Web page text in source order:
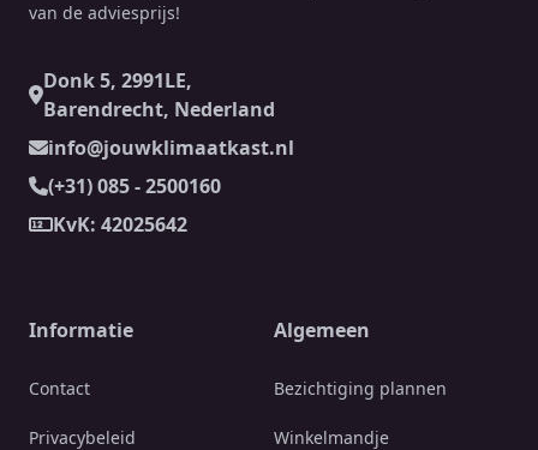
van de adviesprijs!
Donk 5, 2991LE,
Barendrecht, Nederland
info@jouwklimaatkast.nl
(+31) 085 - 2500160
KvK: 42025642
Informatie
Contact
Privacybeleid
Algemeen
Bezichtiging plannen
Winkelmandje